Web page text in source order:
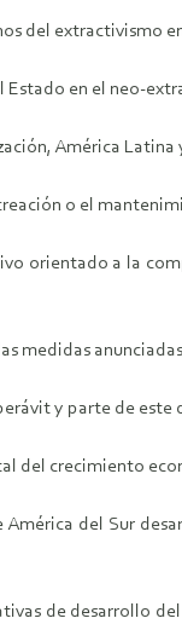
del extractivismo
Estado en el neo-
América Latina
o el
orientado a la
medidas
y parte de
del crecimiento
del Sur
de desarrollo